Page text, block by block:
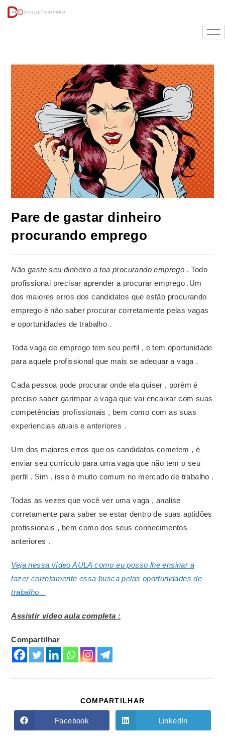
Pare de gastar dinheiro
procurando emprego
Não gaste seu dinheiro a toa procurando emprego . Todo
profissional precisar aprender a procurar emprego .Um
dos maiores erros dos candidatos que estão procurando
emprego é não saber procurar corretamente pelas vagas
e oportunidades de trabalho .
Toda vaga de emprego tem seu perfil , e tem oportunidade
para aquele profissional que mais se adequar a vaga .
Cada pessoa pode procurar onde ela quiser , porém é
preciso saber garimpar a vaga que vai encaixar com suas
competências profissionais , bem como com as suas
experiencias atuais e anteriores .
Um dos maiores erros que os candidatos cometem , é
enviar seu currículo para uma vaga que não tem o seu
perfil . Sim , isso é muito comum no mercado de trabalho .
Todas as vezes que você ver uma vaga , analise
corretamente para saber se estar dentro de suas aptidões
profissionais , bem como dos seus conhecimentos
anteriores .
Veja nessa vídeo AULA como eu posso lhe ensinar a
fazer corretamente essa busca pelas oportunidades de
trabalho .
Assistir vídeo aula completa :
Compartilhar
COMPARTILHAR
Facebook LinkedIn